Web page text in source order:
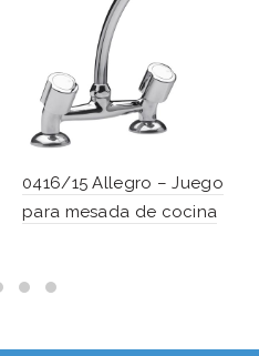
0416/15 Allegro – Juego
para mesada de cocina